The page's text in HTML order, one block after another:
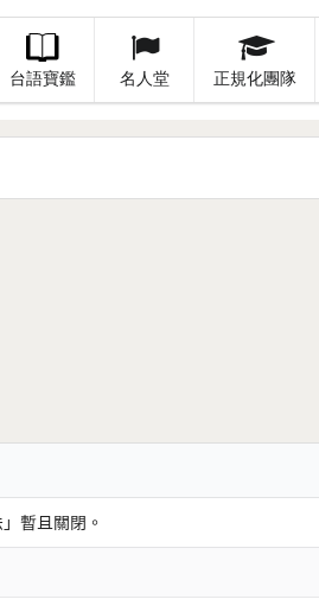
台語寶鑑 名人堂 正規化團隊
暫且關閉。